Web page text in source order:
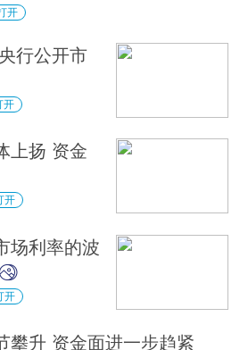
开
行公开市
开
上扬 资金
开
场利率的波
开
攀升 资金面进一步趋紧